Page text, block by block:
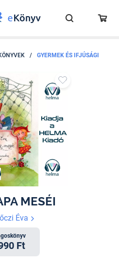
/ GYERMEK ÉS IFJÚSÁGI
MESÉI
Éva
Ft